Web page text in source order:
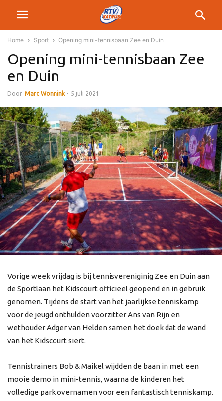
Home Sport Opening mini-tennisbaan Zee en Duin
Opening mini-tennisbaan Zee
en Duin
Door Marc Wonnink - 5 juli 2021
Vorige week vrijdag is bij tennisvereniginig Zee en Duin aan
de Sportlaan het Kidscourt officieel geopend en in gebruik
genomen. Tijdens de start van het jaarlijkse tenniskamp
voor de jeugd onthulden voorzitter Ans van Rijn en
wethouder Adger van Helden samen het doek dat de wand
van het Kidscourt siert.
Tennistrainers Bob & Maikel wijdden de baan in met een
mooie demo in mini-tennis, waarna de kinderen het
volledige park overnamen voor een fantastisch tenniskamp.